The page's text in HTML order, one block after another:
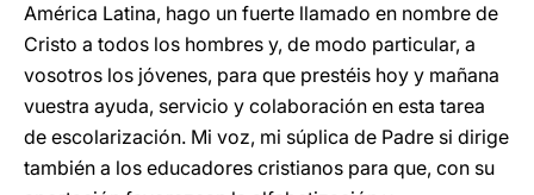
América Latina, hago un fuerte llamado en nombre de
Cristo a todos los hombres y, de modo particular, a
vosotros los jóvenes, para que prestéis hoy y mañana
vuestra ayuda, servicio y colaboración en esta tarea
de escolarización. Mi voz, mi súplica de Padre si dirige
también a los educadores cristianos para que, con su